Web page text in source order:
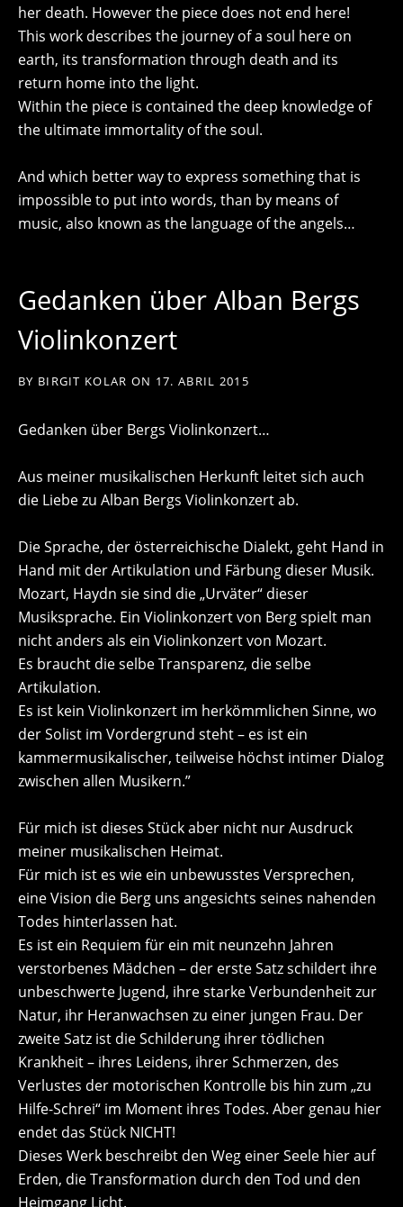
her death. However the piece does not end here!
This work describes the journey of a soul here on
earth, its transformation through death and its
return home into the light.
Within the piece is contained the deep knowledge of
the ultimate immortality of the soul.
And which better way to express something that is
impossible to put into words, than by means of
music, also known as the language of the angels…
Gedanken über Alban Bergs
Violinkonzert
BY BIRGIT KOLAR ON 17. ABRIL 2015
Gedanken über Bergs Violinkonzert…
Aus meiner musikalischen Herkunft leitet sich auch
die Liebe zu Alban Bergs Violinkonzert ab.
Die Sprache, der österreichische Dialekt, geht Hand in
Hand mit der Artikulation und Färbung dieser Musik.
Mozart, Haydn sie sind die „Urväter“ dieser
Musiksprache. Ein Violinkonzert von Berg spielt man
nicht anders als ein Violinkonzert von Mozart.
Es braucht die selbe Transparenz, die selbe
Artikulation.
Es ist kein Violinkonzert im herkömmlichen Sinne, wo
der Solist im Vordergrund steht – es ist ein
kammermusikalischer, teilweise höchst intimer Dialog
zwischen allen Musikern.”
Für mich ist dieses Stück aber nicht nur Ausdruck
meiner musikalischen Heimat.
Für mich ist es wie ein unbewusstes Versprechen,
eine Vision die Berg uns angesichts seines nahenden
Todes hinterlassen hat.
Es ist ein Requiem für ein mit neunzehn Jahren
verstorbenes Mädchen – der erste Satz schildert ihre
unbeschwerte Jugend, ihre starke Verbundenheit zur
Natur, ihr Heranwachsen zu einer jungen Frau. Der
zweite Satz ist die Schilderung ihrer tödlichen
Krankheit – ihres Leidens, ihrer Schmerzen, des
Verlustes der motorischen Kontrolle bis hin zum „zu
Hilfe-Schrei“ im Moment ihres Todes. Aber genau hier
endet das Stück NICHT!
Dieses Werk beschreibt den Weg einer Seele hier auf
Erden, die Transformation durch den Tod und den
Heimgang Licht.